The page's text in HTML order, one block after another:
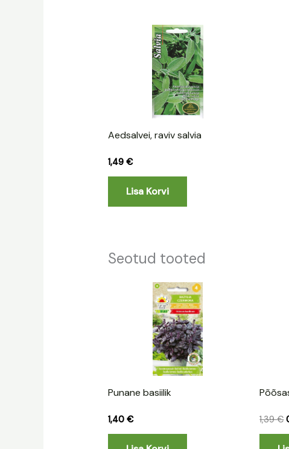
Aedsalvei, raviv salvia
1,49 €
Lisa Korvi
Seotud tooted
Punane basiilik
1,40 € 1,39€